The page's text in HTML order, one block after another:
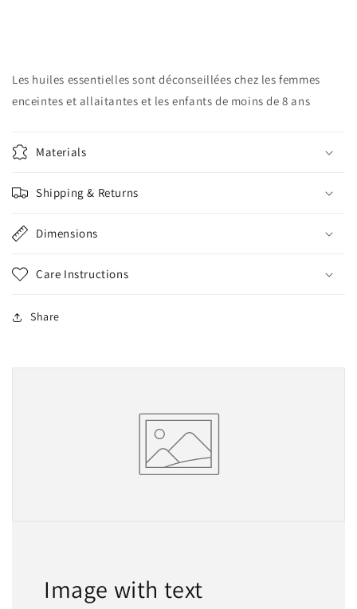
Les huiles essentielles sont déconseillées chez les femmes
enceintes et allaitantes et les enfants de moins de 8 ans
Materials
Shipping & Returns
Dimensions
Care Instructions
Share
Image with text